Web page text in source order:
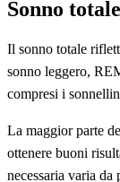
Sonno totale
Il sonno totale
sonno leggero,
compresi i
La maggior parte
ottenere buoni
necessaria varia da